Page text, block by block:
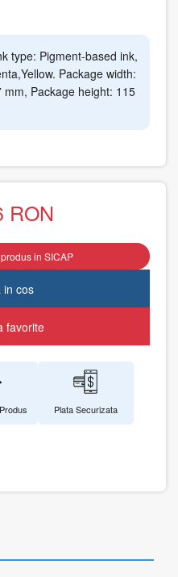
type: Pigment-based ink,
Package width:
Package height: 115
RON
in SICAP
in cos
favorite
Plata Securizata